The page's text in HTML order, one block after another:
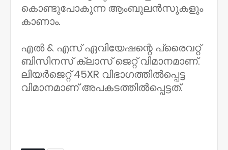
കൊണ്ടുപോകുന്ന ആംബുലൻസുകളും
കാണാം.
എൽ & എസ് ഏവിയേഷന്റെ പ്രൈവറ്റ്
ബിസിനസ് ക്ലാസ് ജെറ്റ് വിമാനമാണ്.
ലിയർജെറ്റ് 45XR വിഭാഗത്തിൽപ്പെട്ട
വിമാനമാണ് അപകടത്തിൽപ്പെട്ടത്.